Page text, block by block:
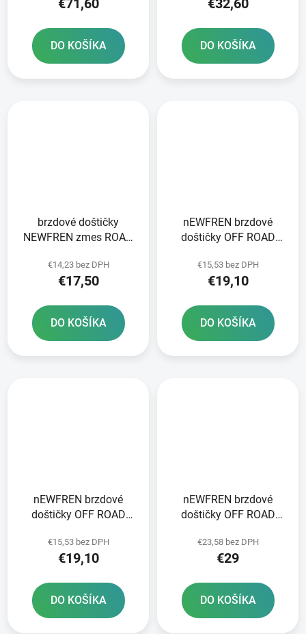
€71,60
DO KOŠÍKA
€32,60
DO KOŠÍKA
brzdové doštičky
NEWFREN zmes ROAD
v balení
€14,23 bez DPH
€17,50
DO KOŠÍKA
nEWFREN brzdové
doštičky OFF ROAD
balení
€15,53 bez DPH
€19,10
DO KOŠÍKA
nEWFREN brzdové
doštičky OFF ROAD
balení
€15,53 bez DPH
€19,10
DO KOŠÍKA
nEWFREN brzdové
doštičky OFF ROAD
balení
€23,58 bez DPH
€29
DO KOŠÍKA